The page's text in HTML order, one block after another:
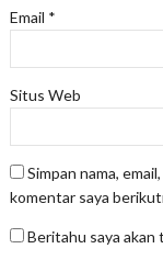
Email *
Situs Web
Simpan nama,
komentar saya
Beritahu saya akan